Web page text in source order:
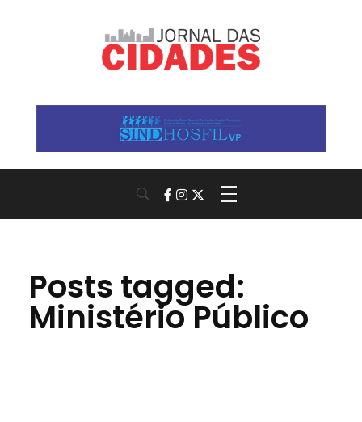
Posts tagged:
Ministério Público